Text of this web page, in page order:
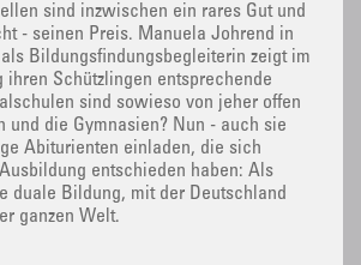
sind inzwischen ein rares Gut und
- seinen Preis. Manuela Johrend in
Bildungsfindungsbegleiterin zeigt im
ihren Schützlingen entsprechende
sind sowieso von jeher offen
und die Gymnasien? Nun - auch sie
Abiturienten einladen, die sich
entschieden haben: Als
duale Bildung, mit der Deutschland
ganzen Welt.